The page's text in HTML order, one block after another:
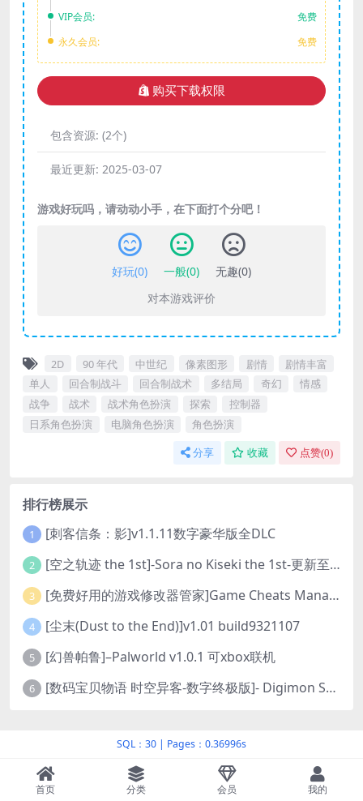
VIP会员:
免费
永久会员:
免费
购买下载权限
包含资源: (2个)
最近更新: 2025-03-07
游戏好玩吗，请动动小手，在下面打个分吧！
好玩(0) 一般(0) 无趣(0)
对本游戏评价
2D 90 年代 中世纪 像素图形 剧情
剧情丰富
单人
回合制战斗 回合制战术 多结局 奇幻
情感
战争
战术 战术角色扮演 探索
控制器
日系角色扮演
电脑角色扮演 角色扮演
分享 收藏 点赞(0)
排行榜展示
1 [刺客信条：影]v1.1.11数字豪华版全DLC
2 [空之轨迹 the 1st]-Sora no Kiseki the 1st-更新至v1.06.4-全DLC
3 [免费好用的游戏修改器管家]Game Cheats Manager
4 [尘末(Dust to the End)]v1.01 build9321107
5 [幻兽帕鲁]–Palworld v1.0.1 可xbox联机
6 [数码宝贝物语 时空异客-数字终极版]- Digimon Story Time Stranger-Build.23514637
SQL：30 | Pages：0.36996s
首页 分类 会员 我的